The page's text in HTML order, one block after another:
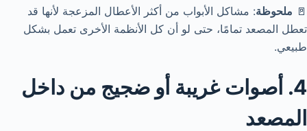
🚪 ملحوظة: مشاكل الأبواب من أكثر الأعطال المزعجة لأنها قد
تعطل المصعد تمامًا، حتى لو أن كل الأنظمة الأخرى تعمل بشكل
طبيعي.
4. أصوات غريبة أو ضجيج من داخل
المصعد